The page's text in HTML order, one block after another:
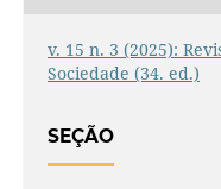
v. 15 n. 3 (2025):
Sociedade (34. ed.)
SEÇÃO